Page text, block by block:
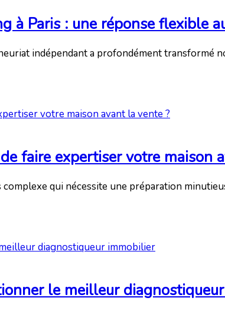
à Paris : une réponse flexible
indépendant a profondément
faire expertiser votre maison
qui nécessite une préparation
le meilleur